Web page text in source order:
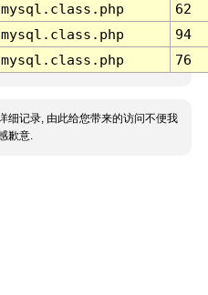
62
94
76
细记录, 由此给您带来的访问不便我
歉意.